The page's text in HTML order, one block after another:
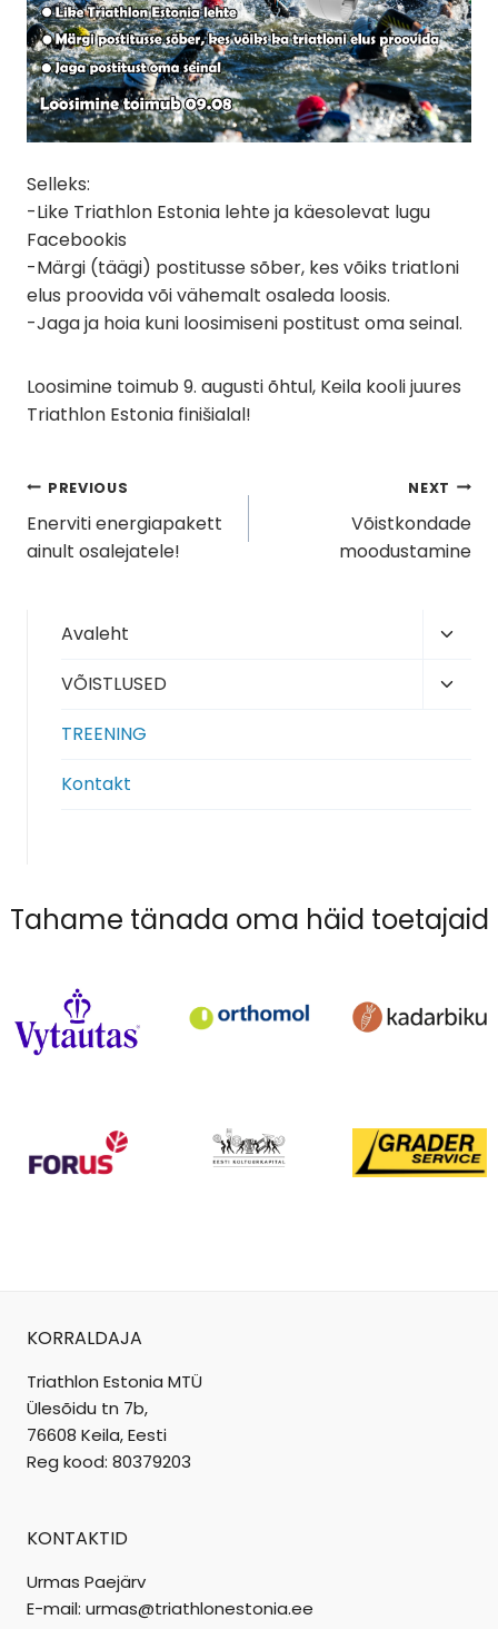
Selleks:
-Like Triathlon Estonia lehte ja käesolevat lugu
Facebookis
-Märgi (täägi) postitusse sõber, kes võiks triatloni
elus proovida või vähemalt osaleda loosis.
-Jaga ja hoia kuni loosimiseni postitust oma seinal.
Loosimine toimub 9. augusti õhtul, Keila kooli juures
Triathlon Estonia finišialal!
Navigeerimine
PREVIOUS
Enerviti energiapakett
ainult osalejatele!
NEXT
Võistkondade
moodustamine
Avaleht
menu
VÕISTLUSED
TREENING
Kontakt
Tahame tänada oma häid toetajaid
KORRALDAJA
Triathlon Estonia MTÜ
Ülesõidu tn 7b,
76608 Keila, Eesti
Reg kood: 80379203
KONTAKTID
Urmas Paejärv
E-mail: urmas@triathlonestonia.ee